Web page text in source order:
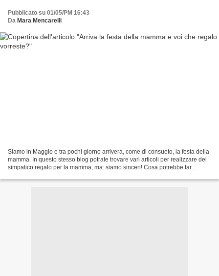
Pubblicato su 01/05/PM 16:43
Da Mara Mencarelli
Siamo in Maggio e tra pochi giorno arriverà, come di consueto, la festa della
mamma. In questo stesso blog potrate trovare vari articoli per realizzare dei
simpatico regalo per la mamma, ma: siamo sinceri! Cosa potrebbe far